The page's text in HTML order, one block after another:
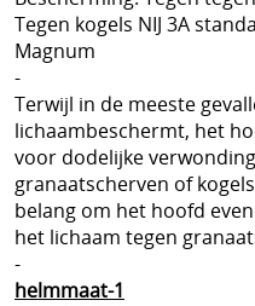
Tegen kogels NIJ 3A
Magnum
-
Terwijl in de meeste
lichaambeschermt, het
voor dodelijke
granaatscherven of
belang om het hoofd
het lichaam tegen
-
helmmaat-1